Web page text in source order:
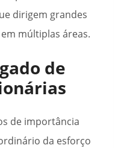
dirigem grandes
múltiplas áreas.
de
de importância
da esforço